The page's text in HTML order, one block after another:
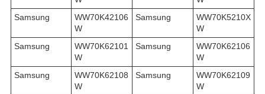
Samsung
WW70K42106
W
Samsung
WW70K5210X
W
Samsung
WW70K62101
W
Samsung
WW70K62106
W
Samsung
WW70K62108
W
Samsung
WW70K62109
W